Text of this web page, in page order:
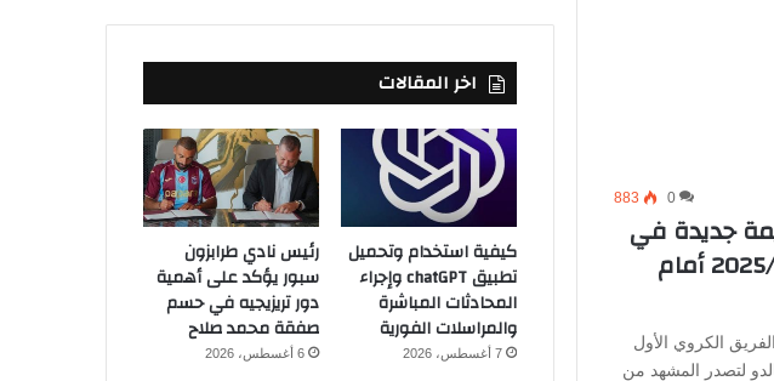
0
883
جديدة في
الدوري السعودي 2025/2024 أمام
الكروي الأول
لتصدر المشهد من
اخر المقالات
كيفية استخدام وتحميل
تطبيق chatGPT وإجراء
المحادثات المباشرة
والمراسلات الفورية
7 أغسطس، 2026
رئيس نادي طرابزون
سبور يؤكد على أهمية
دور تريزيجيه في حسم
صفقة محمد صلاح
6 أغسطس، 2026